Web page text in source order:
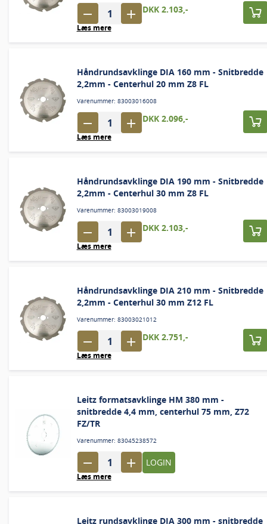
DKK 2.103,-
Læs mere
Håndrundsavklinge DIA 160 mm - Snitbredde
2,2mm - Centerhul 20 mm Z8 FL
Varenummer: 83003016008
DKK 2.096,-
Læs mere
Håndrundsavklinge DIA 190 mm - Snitbredde
2,2mm - Centerhul 30 mm Z8 FL
Varenummer: 83003019008
DKK 2.103,-
Læs mere
Håndrundsavklinge DIA 210 mm - Snitbredde
2,2mm - Centerhul 30 mm Z12 FL
Varenummer: 83003021012
DKK 2.751,-
Læs mere
Leitz formatsavklinge HM 380 mm -
snitbredde 4,4 mm, centerhul 75 mm, Z72
FZ/TR
Varenummer: 83045238572
LOGIN
Læs mere
Leitz rundsavklinge DIA 300 mm - snitbredde